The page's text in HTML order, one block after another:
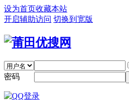
设为首页收藏本站
开启辅助访问 切换到宽版
密码